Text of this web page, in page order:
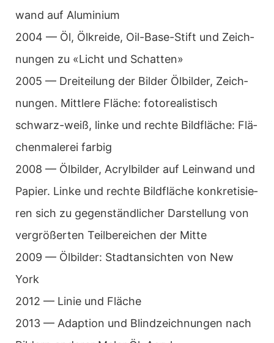
wand auf Alu­mi­nium
2004 — Öl, Ölkreide, Oil-Base-Stift und Zeich­
nun­gen zu «Licht und Schat­ten»
2005 — Drei­tei­lung der Bil­der Ölbil­der, Zeich­
nun­gen. Mitt­lere Flä­che: foto­rea­lis­tisch
schwarz-weiß, linke und rechte Bild­flä­che: Flä­
chen­ma­le­rei far­big
2008 — Ölbil­der, Acryl­bil­der auf Lein­wand und
Papier. Linke und rechte Bild­flä­che kon­kre­ti­sie­
ren sich zu gegen­ständ­li­cher Dar­stel­lung von
ver­grö­ßer­ten Teil­be­rei­chen der Mitte
2009 — Ölbil­der: Stadt­an­sich­ten von New
York
2012 — Linie und Flä­che
2013 — Adap­tion und Blind­zeich­nun­gen nach